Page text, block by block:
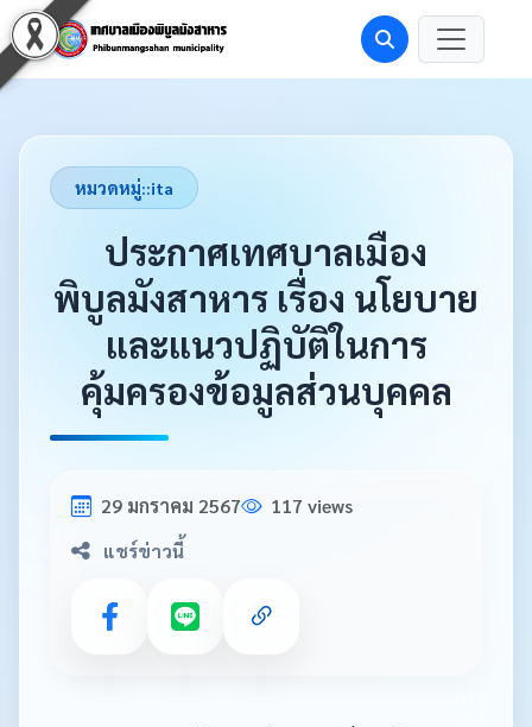
หมวดหมู่::ita
ประกาศเทศบาลเมือง
พิบูลมังสาหาร เรื่อง นโยบาย
และแนวปฏิบัติในการ
คุ้มครองข้อมูลส่วนบุคคล
29 มกราคม 2567 117 views
แชร์ข่าวนี้